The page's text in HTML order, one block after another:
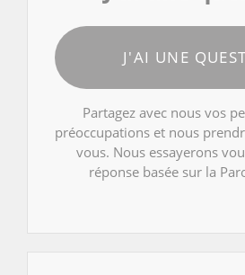
J'AI UNE
Partagez avec nous vos
préoccupations et nous
vous. Nous essayerons
réponse basée sur la